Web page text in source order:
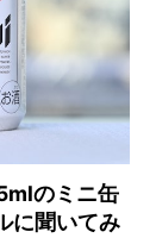
のミニ缶
に聞いてみ